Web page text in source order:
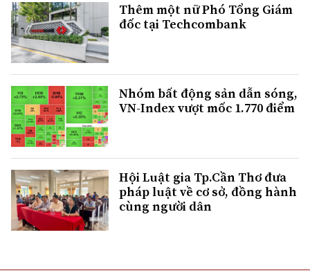
Thêm một nữ Phó Tổng Giám
đốc tại Techcombank
Nhóm bất động sản dẫn sóng,
VN-Index vượt mốc 1.770 điểm
Hội Luật gia Tp.Cần Thơ đưa
pháp luật về cơ sở, đồng hành
cùng người dân